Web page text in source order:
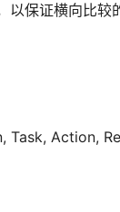
保证横向比较
Task, Action,